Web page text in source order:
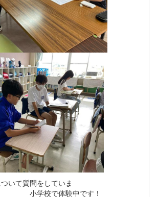
て質問をしていま
で体験中です！